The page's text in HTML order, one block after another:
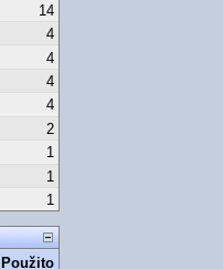
14
4
4
4
4
2
1
1
1
Použito